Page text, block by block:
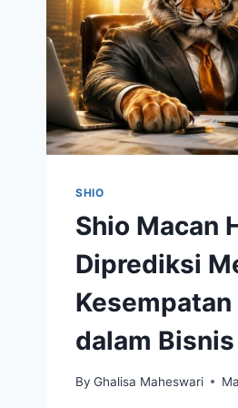
SHIO
Shio Macan
Diprediksi
Kesempatan
dalam Bisnis
By Ghalisa Maheswari